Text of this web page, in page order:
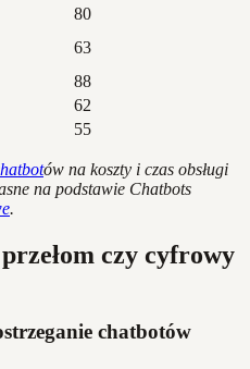
80
63
88
62
55
ów na koszty i czas obsługi
na podstawie Chatbots
.
czy cyfrowy
chatbotów